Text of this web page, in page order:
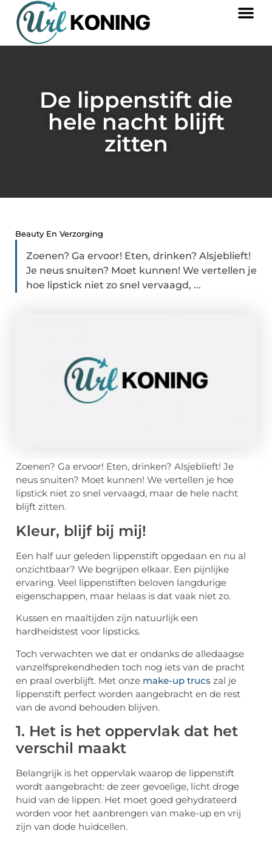
De lippenstift die
hele nacht blijft
zitten
Beauty En Verzorging
Zoenen? Ga ervoor! Eten, drinken? Alsjeblieft!
Je neus snuiten? Moet kunnen! We vertellen je
hoe lipstick niet zo snel vervaagd, ...
Zoenen? Ga ervoor! Eten, drinken? Alsjeblieft! Je
neus snuiten? Moet kunnen! We vertellen je hoe
lipstick niet zo snel vervaagd, maar de hele nacht
blijft zitten.
Kleur, blijf bij mij!
Een half uur geleden lippenstift opgedaan en nu al
onzichtbaar? We begrijpen elkaar. Een pijnlijke
ervaring. Veel lippenstiften beloven langdurige
eigenschappen, maar helaas is dat vaak niet zo.
Kussen en maaltijden zijn natuurlijk een
hardheidstest voor lipsticks.
Toch verwachten we dat er ondanks de alledaagse
vanzelfsprekendheden toch nog iets van de pracht
en praal overblijft. Met onze make-up trucs zal je
lippenstift perfect worden aangebracht en de rest
van de avond behouden blijven.
1. Het is het oppervlak dat het
verschil maakt
Belangrijk is het oppervlak waarop de lippenstift
wordt aangebracht: de zeer gevoelige, licht droge
huid van de lippen. Het moet goed gehydrateerd
worden voor het aanbrengen van make-up en vrij
zijn van dode huidcellen.